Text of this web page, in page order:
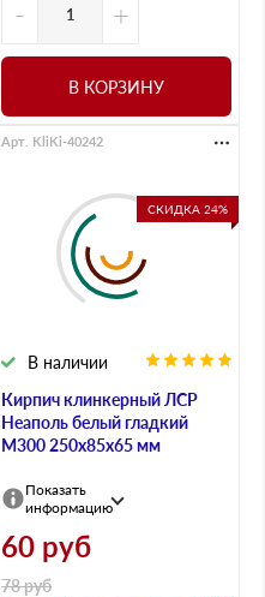
- +
В КОРЗИНУ
СКИДКА 24%
Кирпич клинкерный ЛСР
Неаполь белый гладкий
M300 250х85х65 мм
В наличии
Арт. KliKi-40242
Показать
информацию
60 руб
78руб